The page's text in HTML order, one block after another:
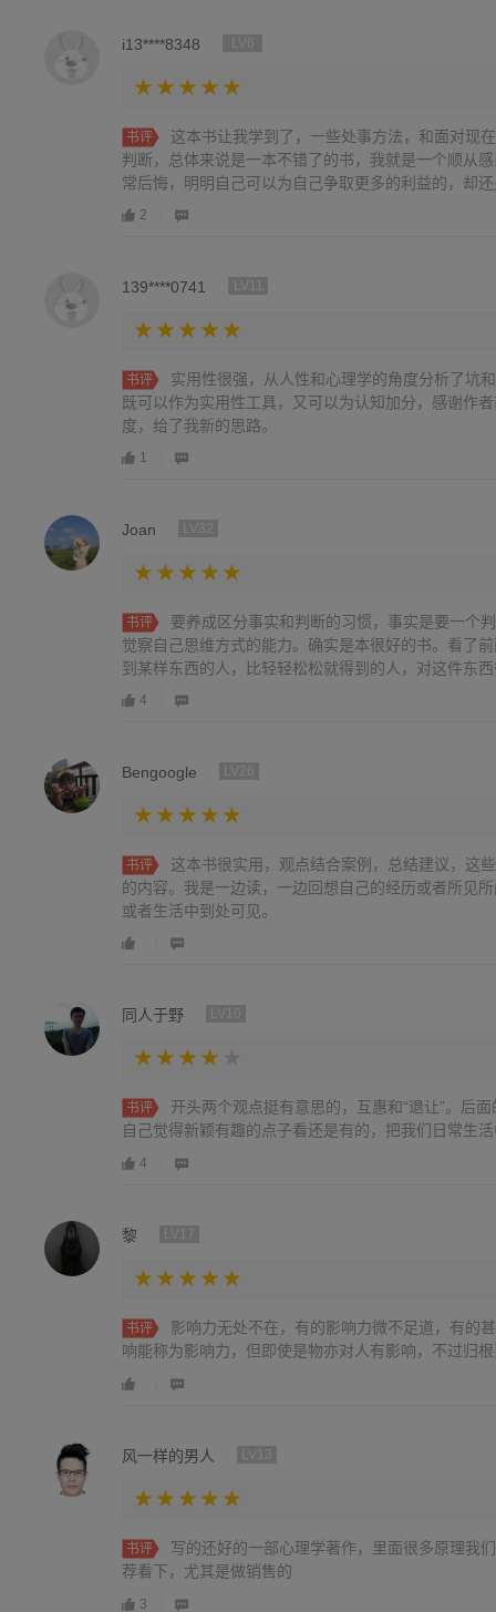
i13****8348
书评
这本书让我学到了，一些处事方法，和面对现
判断，总体来说是一本不错了的书，我就是一个顺从
常后悔，明明自己可以为自己争取更多的利益的，却
2
139****0741
书评
实用性很强，从人性和心理学的角度分析了坑
既可以作为实用性工具，又可以为认知加分，感谢作
度，给了我新的思路。
1
Joan
书评
要养成区分事实和判断的习惯，事实是要一个
觉察自己思维方式的能力。确实是本很好的书。看了
到某样东西的人，比轻轻松松就得到的人，对这件东
各界都被引用，也许这个观点是所有人的人性中的弱
4
Bengoogle
书评
这本书很实用，观点结合案例，总结建议，这
的内容。我是一边读，一边回想自己的经历或者所见
或者生活中到处可见。
同人于野
书评
开头两个观点挺有意思的，互惠和“退让”。后
自己觉得新颖有趣的点子看还是有的，把我们日常生
4
黎
书评
影响力无处不在，有的影响力微不足道，有的
响能称为影响力，但即使是物亦对人有影响，不过归
风一样的男人
书评
写的还好的一部心理学著作，里面很多原理我
荐看下，尤其是做销售的
3